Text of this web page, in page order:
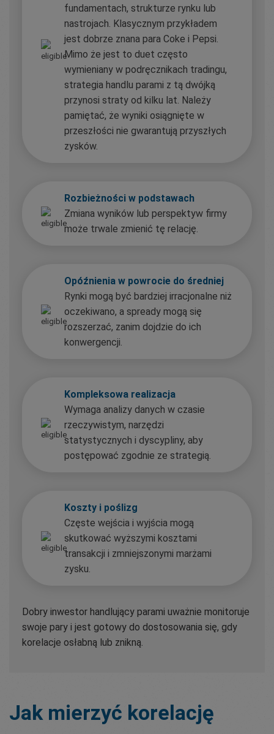
fundamentach, strukturze rynku lub
nastrojach. Klasycznym przykładem
jest dobrze znana para Coke i Pepsi.
Mimo że jest to duet często
wymieniany w podręcznikach tradingu,
strategia handlu parami z tą dwójką
przynosi straty od kilku lat. Należy
pamiętać, że wyniki osiągnięte w
przeszłości nie gwarantują przyszłych
zysków.
Rozbieżności w podstawach
Zmiana wyników lub perspektyw firmy
może trwale zmienić tę relację.
Opóźnienia w powrocie do średniej
Rynki mogą być bardziej irracjonalne niż
oczekiwano, a spready mogą się
rozszerzać, zanim dojdzie do ich
konwergencji.
Kompleksowa realizacja
Wymaga analizy danych w czasie
rzeczywistym, narzędzi
statystycznych i dyscypliny, aby
postępować zgodnie ze strategią.
Koszty i poślizg
Częste wejścia i wyjścia mogą
skutkować wyższymi kosztami
transakcji i zmniejszonymi marżami
zysku.
Dobry inwestor handlujący parami uważnie monitoruje
swoje pary i jest gotowy do dostosowania się, gdy
korelacje osłabną lub znikną.
Jak mierzyć korelację